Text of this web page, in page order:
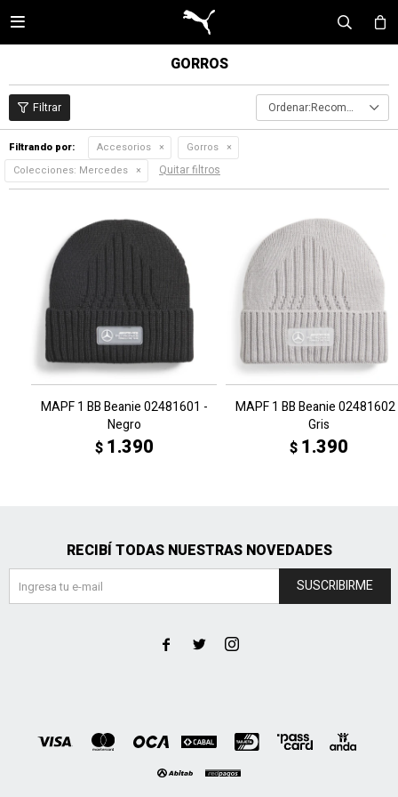

GORROS
Recomendados
Filtrando por: Accesorios
Gorros
Colecciones: Mercedes Quitar filtros
MAPF 1 BB Beanie 02481601 -
Negro
$ 1.390
MAPF 1 BB Beanie 02481602
Gris
$ 1.390
RECIBÍ TODAS NUESTRAS NOVEDADES
SUSCRIBIRME
  